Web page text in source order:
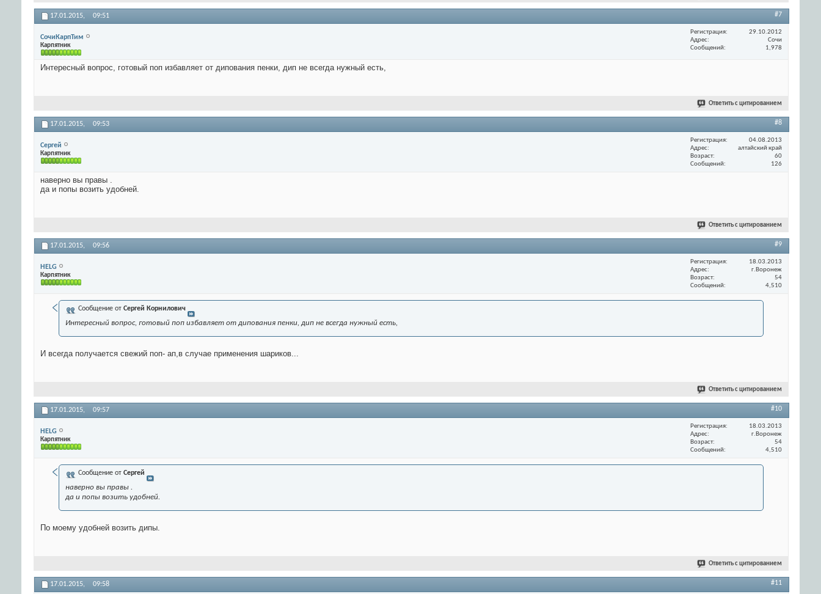
17.01.2015, 09:51 #7
СочиКарпТим
Карпятник
Регистрация
29.10.2012
Адрес
Сочи
Сообщений
1,978
Интересный вопрос, готовый поп избавляет от дипования пенки, дип не всегда нужный есть,
Ответить с цитированием
17.01.2015, 09:53 #8
Сергей
Карпятник
Регистрация
04.08.2013
Адрес
алтайский край
Возраст
60
Сообщений
126
наверно вы правы .
да и попы возить удобней.
Ответить с цитированием
17.01.2015, 09:56 #9
HELG
Карпятник
Регистрация
18.03.2013
Адрес
г.Воронеж
Возраст
54
Сообщений
4,510
Сообщение от Сергей Корнилович
Интересный вопрос, готовый поп избавляет от дипования пенки, дип не всегда нужный есть,
И всегда получается свежий поп- ап,в случае применения шариков...
Ответить с цитированием
17.01.2015, 09:57 #10
HELG
Карпятник
Регистрация
18.03.2013
Адрес
г.Воронеж
Возраст
54
Сообщений
4,510
Сообщение от Сергей
наверно вы правы .
да и попы возить удобней.
По моему удобней возить дипы.
Ответить с цитированием
17.01.2015, 09:58 #11